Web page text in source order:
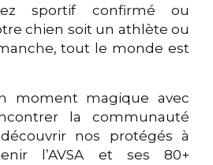
sportif confirmé ou
chien soit un athlète ou
tout le monde est
moment magique avec
la communauté
nos protégés à
l’AVSA et ses 80+